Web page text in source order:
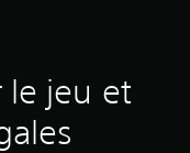
a
le jeu et